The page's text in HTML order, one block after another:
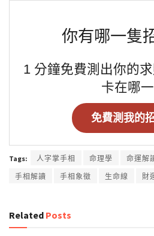
你有哪一隻
1 分鐘免費測出你的
卡在哪
免費測我的
Tags: 人字掌手相 命理學 命運解
手相解讀
手相象徵 生命線 財
Related Posts